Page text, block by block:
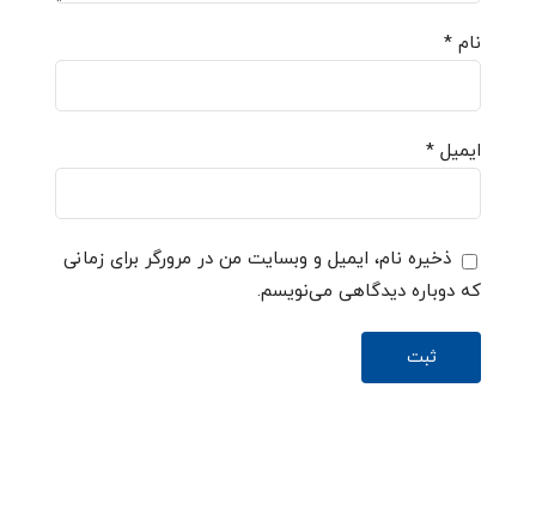
نام *
ایمیل *
ذخیره نام، ایمیل و وبسایت من در مرورگر برای زمانی
که دوباره دیدگاهی می‌نویسم.